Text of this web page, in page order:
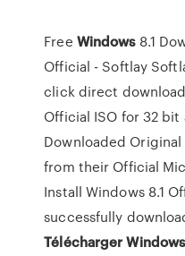
Free Windows8.1
Official - Softlay
click direct
Official ISO for 32
Downloaded Original
from their Official
Install Windows 8.1
successfully
Télécharger Windows